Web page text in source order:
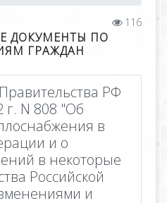
116
ДОКУМЕНТЫ ПО
ГРАЖДАН
РФ
г. N 808 "Об
в
и о
в некоторые
Российской
и